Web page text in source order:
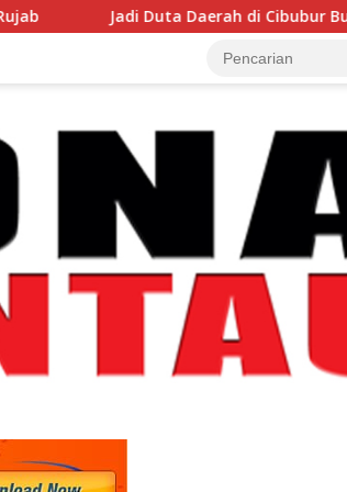
Jadi Duta Daerah di Cibubur Bupati